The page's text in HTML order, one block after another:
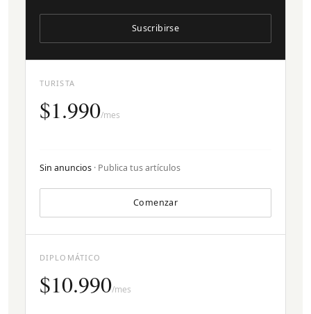
TURISTA
$1.990/mes
Sin anuncios · Publica tus artículos
Comenzar
Suscribirse
DIPLOMÁTICO
$10.990/mes